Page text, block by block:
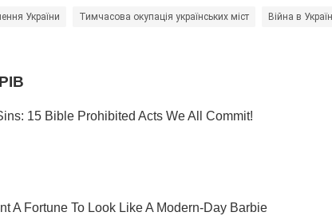
України Тимчасова окупація українських міст Війна в